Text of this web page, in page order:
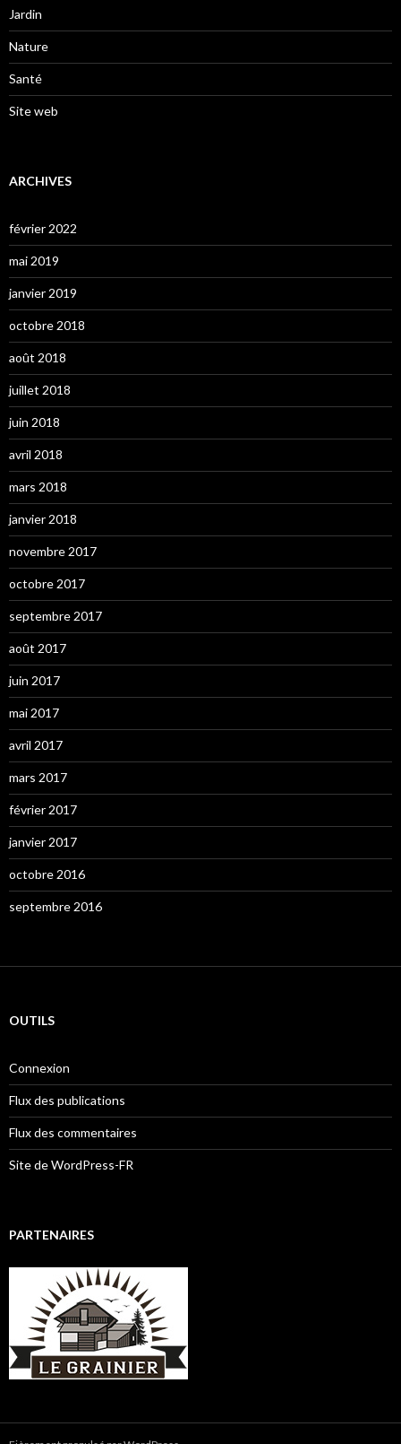
Jardin
Nature
Santé
Site web
ARCHIVES
février 2022
mai 2019
janvier 2019
octobre 2018
août 2018
juillet 2018
juin 2018
avril 2018
mars 2018
janvier 2018
novembre 2017
octobre 2017
septembre 2017
août 2017
juin 2017
mai 2017
avril 2017
mars 2017
février 2017
janvier 2017
octobre 2016
septembre 2016
OUTILS
Connexion
Flux des publications
Flux des commentaires
Site de WordPress-FR
PARTENAIRES